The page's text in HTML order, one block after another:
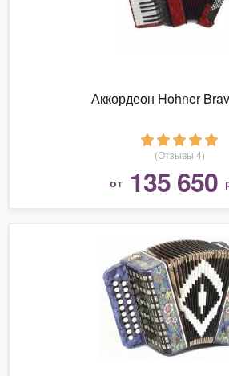
Аккордеон Hohner
(Отзывы 4)
от 135 650